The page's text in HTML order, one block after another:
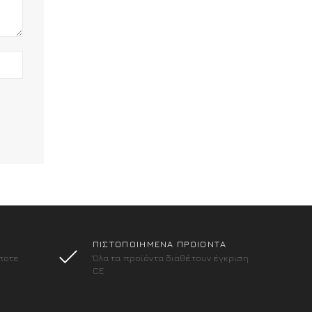
ΠΙΣΤΟΠΟΙΗΜΕΝΑ ΠΡΟΙΟΝΤΑ
Όλα τα προϊόντα διαθέτουν έγκριση
CE